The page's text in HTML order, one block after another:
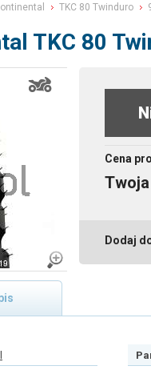
TKC 80 Twinduro
TKC 80
Cena
Dodaj